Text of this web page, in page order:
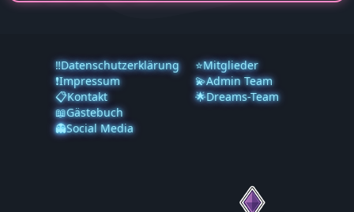
‼️Datenschutzerklärung
❗️Impressum
📋Kontakt
📖Gästebuch
👻Social Media
⭐Mitglieder
💫Admin Team
🌟Dreams-Team